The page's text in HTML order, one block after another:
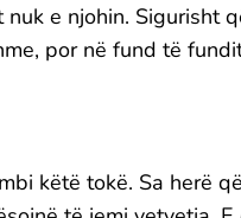
e njohin. Sigurisht
por në fund të
këtë tokë. Sa herë